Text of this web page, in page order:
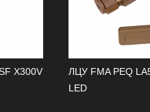
X300V
ЛЦУ FMA PEQ
LED